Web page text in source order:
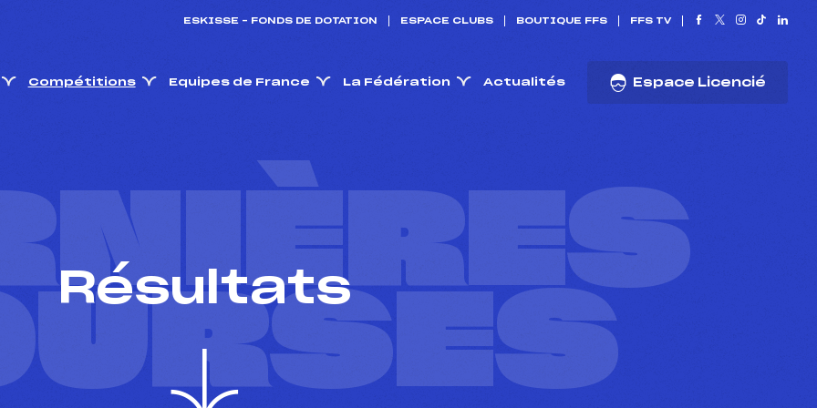
ESKISSE – FONDS DE DOTATION ESPACE CLUBS BOUTIQUE FFS FFS TV
Compétitions Equipes de France La Fédération Actualités Espace Licencié
Résultats